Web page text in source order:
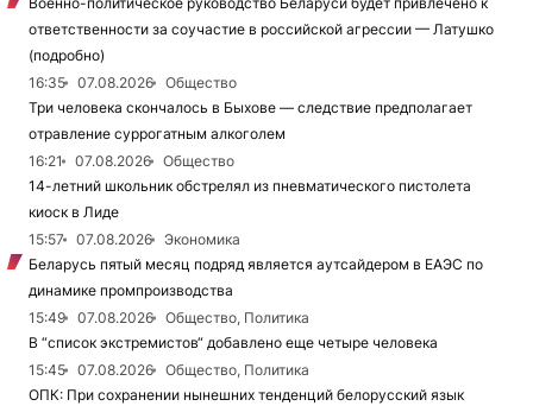
ответственности за соучастие в российской агрессии — Латушко
(подробно)
16:35
07.08.2026
Общество
Три человека скончалось в Быхове — следствие предполагает
отравление суррогатным алкоголем
16:21
07.08.2026
Общество
14-летний школьник обстрелял из пневматического пистолета
киоск в Лиде
15:57
07.08.2026
Экономика
Беларусь пятый месяц подряд является аутсайдером в ЕАЭС по
динамике промпроизводства
15:49
07.08.2026
Общество, Политика
В “список экстремистов“ добавлено еще четыре человека
15:45
07.08.2026
Общество, Политика
ОПК: При сохранении нынешних тенденций белорусский язык